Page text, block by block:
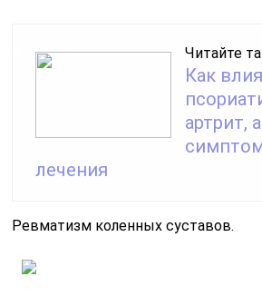
Читайте
Как
артрит,
лечения
Ревматизм коленных суставов.